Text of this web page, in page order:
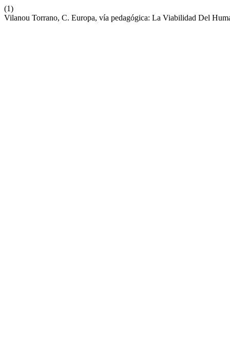
(1)
Vilanou Torrano, C. Europa, vía pedagógica: La Viabilidad Del